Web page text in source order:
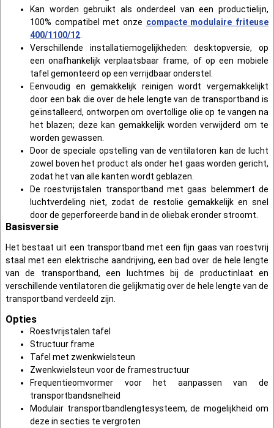
Kan worden gebruikt als onderdeel van een productielijn,
100% compatibel met onze compacte modulaire friteuse
400/1100/12
Verschillende installatiemogelijkheden: desktopversie, op
een onafhankelijk verplaatsbaar frame, of op een mobiele
tafel gemonteerd op een verrijdbaar onderstel.
Eenvoudig en gemakkelijk reinigen wordt vergemakkelijkt
door een bak die over de hele lengte van de transportband is
geïnstalleerd, ontworpen om overtollige olie op te vangen na
het blazen; deze kan gemakkelijk worden verwijderd om te
worden gewassen.
Door de speciale opstelling van de ventilatoren kan de lucht
zowel boven het product als onder het gaas worden gericht,
zodat het van alle kanten wordt geblazen.
De roestvrijstalen transportband met gaas belemmert de
luchtverdeling niet, zodat de restolie gemakkelijk en snel
door de geperforeerde band in de oliebak eronder stroomt.
Basisversie
Het bestaat uit een transportband met een fijn gaas van roestvrij
staal met een elektrische aandrijving, een bad over de hele lengte
van de transportband, een luchtmes bij de productinlaat en
verschillende ventilatoren die gelijkmatig over de hele lengte van de
transportband verdeeld zijn.
Opties
Roestvrijstalen tafel
Structuur frame
Tafel met zwenkwielsteun
Zwenkwielsteun voor de framestructuur
Frequentieomvormer voor het aanpassen van de
transportbandsnelheid
Modulair transportbandlengtesysteem, de mogelijkheid om
deze in secties te vergroten